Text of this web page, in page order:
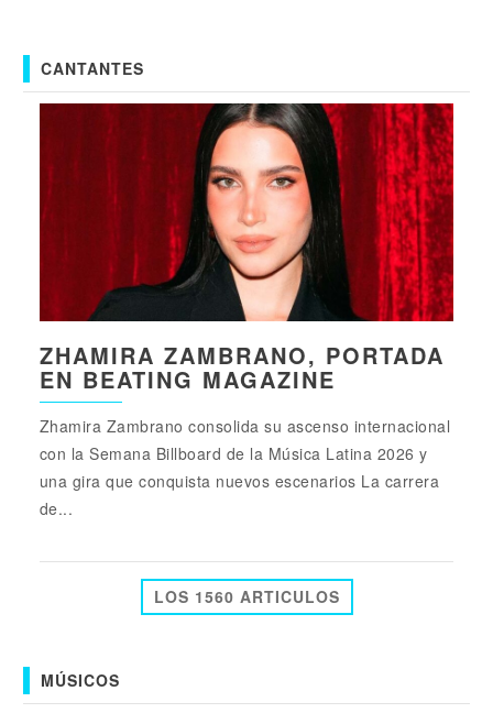
CANTANTES
ZHAMIRA ZAMBRANO, PORTADA
EN BEATING MAGAZINE
Zhamira Zambrano consolida su ascenso internacional
con la Semana Billboard de la Música Latina 2026 y
una gira que conquista nuevos escenarios La carrera
de...
LOS 1560 ARTICULOS
MÚSICOS